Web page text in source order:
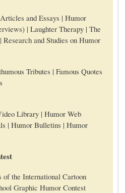
and Essays | Humor
| Laughter Therapy | The
and Studies on Humor
Tributes | Famous Quotes
Library | Humor Web
| Humor Bulletins | Humor
of the International Cartoon
Graphic Humor Contest